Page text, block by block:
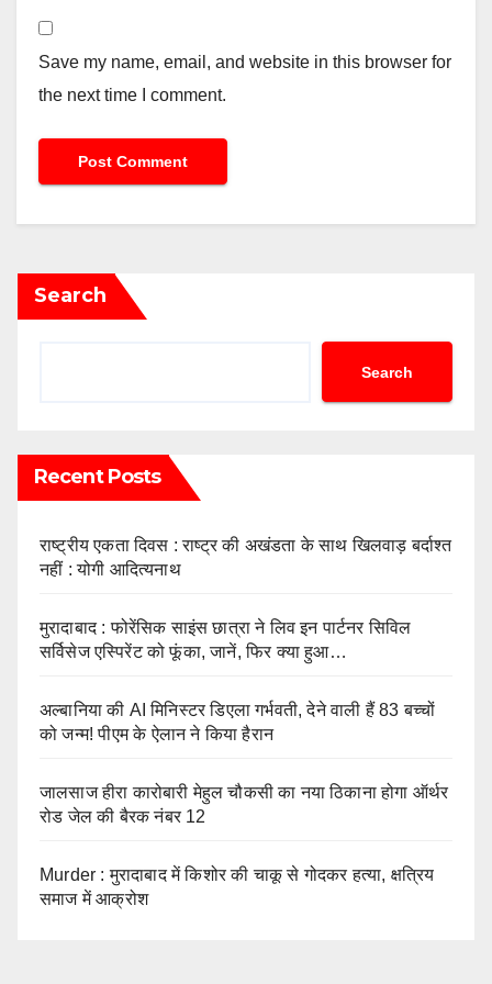
Save my name, email, and website in this browser for
the next time I comment.
Search
Search
Recent Posts
राष्ट्रीय एकता दिवस : राष्ट्र की अखंडता के साथ खिलवाड़ बर्दाश्त
नहीं : योगी आदित्यनाथ
मुरादाबाद : फोरेंसिक साइंस छात्रा ने लिव इन पार्टनर सिविल
सर्विसेज एस्पिरेंट को फूंका, जानें, फिर क्या हुआ…
अल्बानिया की AI मिनिस्‍टर डिएला गर्भवती, देने वाली हैं 83 बच्चों
को जन्‍म! पीएम के ऐलान ने किया हैरान
जालसाज हीरा कारोबारी मेहुल चौकसी का नया ठिकाना होगा ऑर्थर
रोड जेल की बैरक नंबर 12
Murder : मुरादाबाद में किशोर की चाकू से गोदकर हत्या, क्षत्रिय
समाज में आक्रोश